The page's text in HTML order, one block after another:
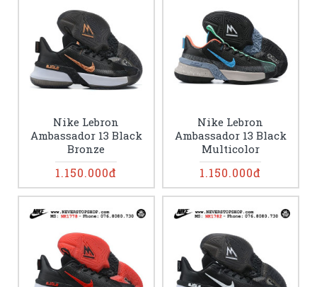
Nike Lebron
Ambassador 13 Black
Bronze
1.150.000đ
Nike Lebron
Ambassador 13 Black
Multicolor
1.150.000đ